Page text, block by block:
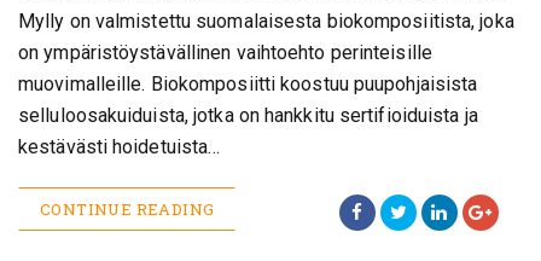
Mylly on valmistettu suomalaisesta biokomposiitista, joka
on ympäristöystävällinen vaihtoehto perinteisille
muovimalleille. Biokomposiitti koostuu puupohjaisista
selluloosakuiduista, jotka on hankkitu sertifioiduista ja
kestävästi hoidetuista…
CONTINUE READING